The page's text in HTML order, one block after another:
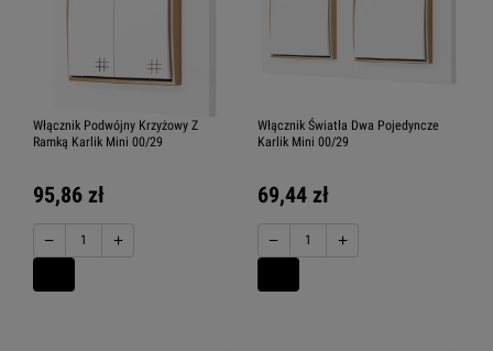
Włącznik Podwójny Krzyżowy Z
Ramką Karlik Mini 00/29
95,86 zł
− +
Włącznik Światła Dwa Pojedyncze
Karlik Mini 00/29
69,44 zł
− +